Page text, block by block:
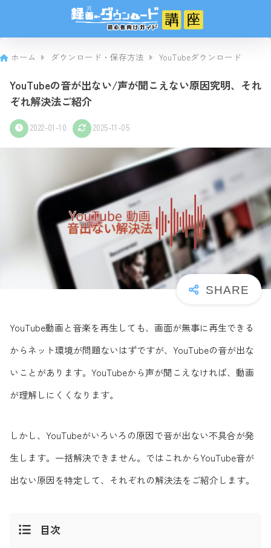
ホーム ダウンロード・保存方法 YouTubeダウンロード
YouTubeの音が出ない/声が聞こえない原因究明、それ
ぞれ解決法ご紹介
2022-01-10 2025-11-05
YouTube動画と音楽を再生しても、画面が無事に再生できる
からネット環境が問題ないはずですが、YouTubeの音が出な
いことがあります。YouTubeから声が聞こえなければ、動画
が理解しにくくなります。
しかし、YouTubeがいろいろの原因で音が出ない不具合が発
生します。一括解決できません。ではこれからYouTube音が
出ない原因を特定して、それぞれの解決法をご紹介します。
目次